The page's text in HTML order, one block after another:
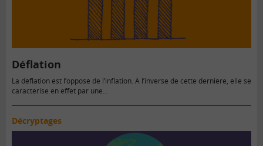
Déflation
La déflation est l’opposé de l’inflation. À l’inverse de cette dernière, elle se
caractérise en effet par une…
Décryptages